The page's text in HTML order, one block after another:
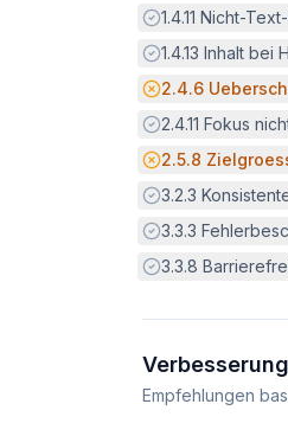
Erfüllt:
1.4.11 Nicht-
Erfüllt:
1.4.13 Inhalt bei
Potenzielle
2.4.6
Erfüllt:
2.4.11 Fokus
Potenzielle
2.5.8
Erfüllt:
3.2.3
Erfüllt:
3.3.3
Erfüllt:
3.3.8
Empfehlungen